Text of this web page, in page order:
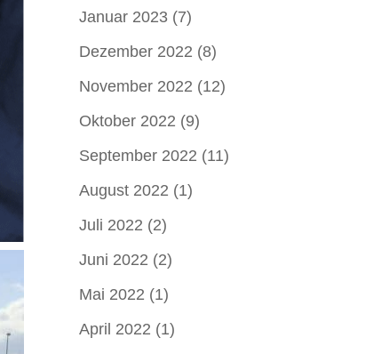
Januar 2023(7)
Dezember 2022 (8)
November 2022 (12)
Oktober 2022 (9)
September 2022 (11)
August 2022 (1)
Juli 2022 (2)
Juni 2022 (2)
Mai 2022 (1)
April 2022 (1)